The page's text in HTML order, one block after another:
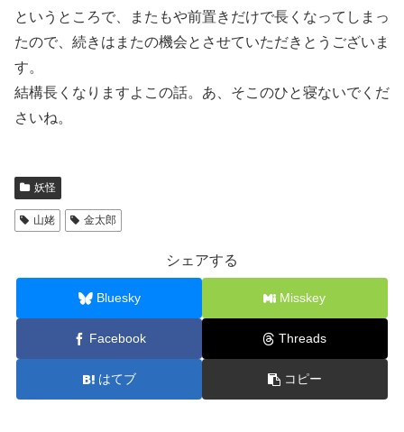
というところで、またもや前置きだけで長くなってしまっ
たので、続きはまたの機会とさせていただきとうございま
す。
結構長くなりますよこの話。あ、そこのひと寝ないでくだ
さいね。
妖怪
山姥 金太郎
シェアする
Bluesky Misskey
Facebook Threads
はてブ コピー